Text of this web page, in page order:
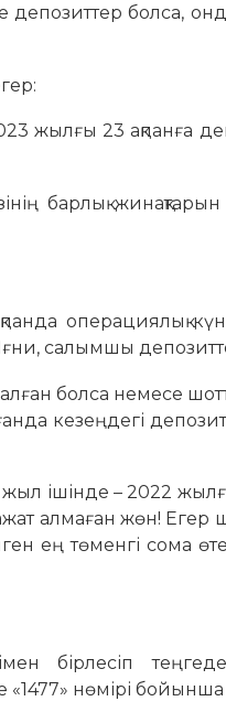
болса,
жылғы 23 ақпанға
барлық
операциялық
салымшы
болса немесе
кезеңдегі
ішінде – 2022 жылғы
алмаған жөн! Егер
ең төменгі сома
бірлесіп
«1477» нөмірі